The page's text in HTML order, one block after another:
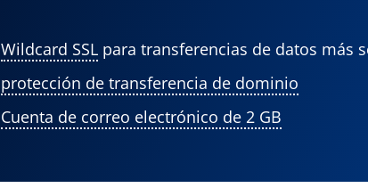
Wildcard SSL para transferencias de datos más
protección de transferencia de dominio
Cuenta de correo electrónico de 2 GB